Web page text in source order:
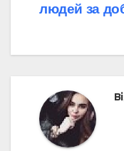
людей за